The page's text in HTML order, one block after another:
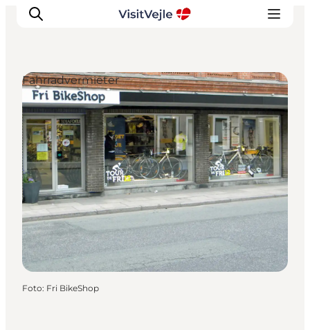
Erlebnisse
Veranstaltungen
Reiseplanung
Inspiration
Fahrradvermieter
Foto: Fri BikeShop